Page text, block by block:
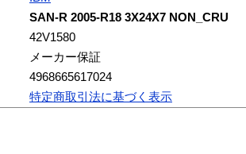
SAN-R 2005-R18 3X24X7 NON_CRU
42V1580
メーカー保証
4968665617024
特定商取引法に基づく表示